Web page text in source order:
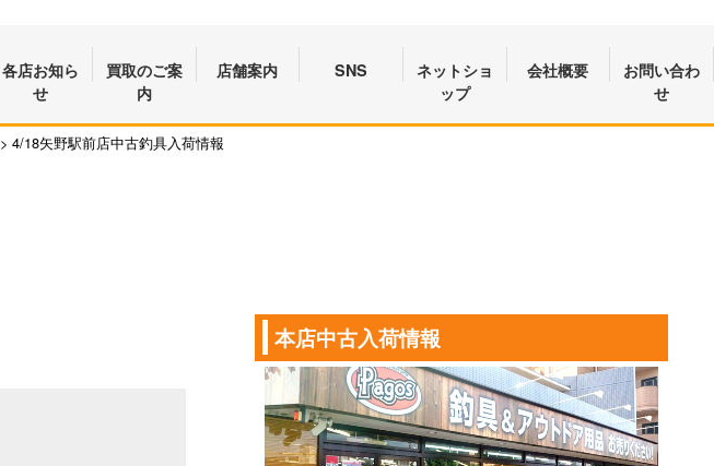
各店お知ら
せ
買取のご案
内
店舗案内 SNS
ネットショ
ップ
会社概要
お問い合わ
せ
> 4/18矢野駅前店中古釣具入荷情報
本店中古入荷情報